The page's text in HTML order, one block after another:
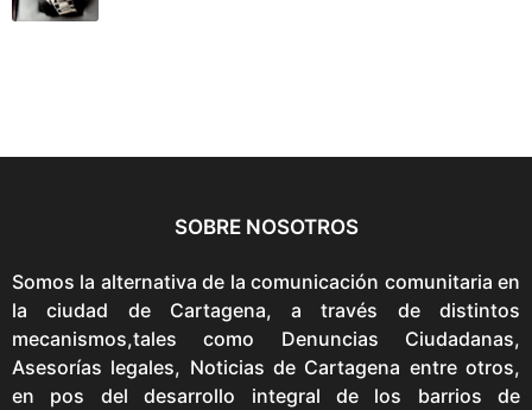
SOBRE NOSOTROS
Somos la alternativa de la comunicación comunitaria en
la ciudad de Cartagena, a través de distintos
mecanismos,tales como Denuncias Ciudadanas,
Asesorías legales, Noticias de Cartagena entre otros,
en pos del desarrollo integral de los barrios de